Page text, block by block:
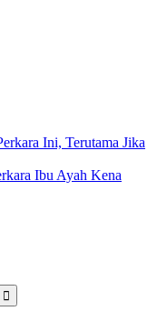
Ini, Terutama Jika
Ibu Ayah Kena